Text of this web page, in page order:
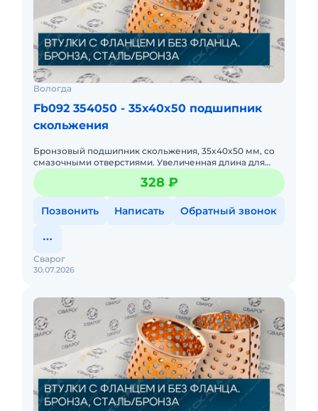
Вологда
Fb092 354050 - 35x40x50 подшипник
скольжения
Бронзовый подшипник скольжения, 35x40x50 мм, со
смазочными отверстиями. Увеличенная длина для
направляющих. Хорошее рассеивание тепла.
328 ₽
Позвонить Написать Обратный звонок
30.07.2026
Сварог